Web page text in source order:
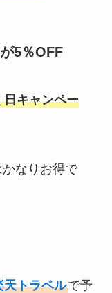
5％OFF
日キャンペー
なりお得で
天トラベルで予